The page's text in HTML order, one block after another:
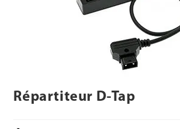
Répartiteur D-Tap